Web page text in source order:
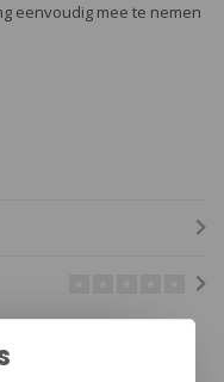
eenvoudig mee te nemen